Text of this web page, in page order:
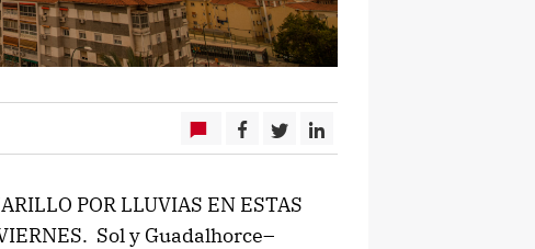
POR LLUVIAS EN ESTAS
Sol y Guadalhorce–